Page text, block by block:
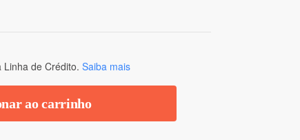
Linha de Crédito. Saiba mais
ao carrinho